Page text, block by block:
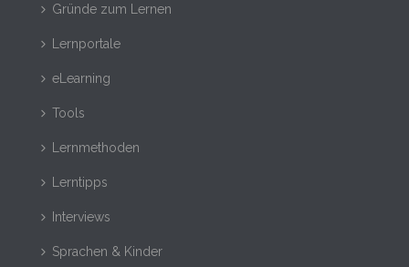
Gründe zum Lernen
Lernportale
eLearning
Tools
Lernmethoden
Lerntipps
Interviews
Sprachen & Kinder